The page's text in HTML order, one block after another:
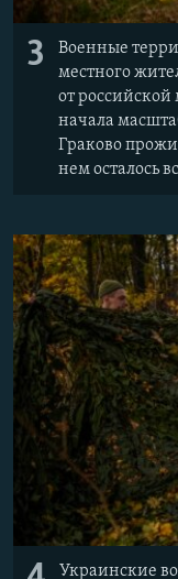
3
Военные
местного
от российской
начала
Граково
нем осталось
Украинские